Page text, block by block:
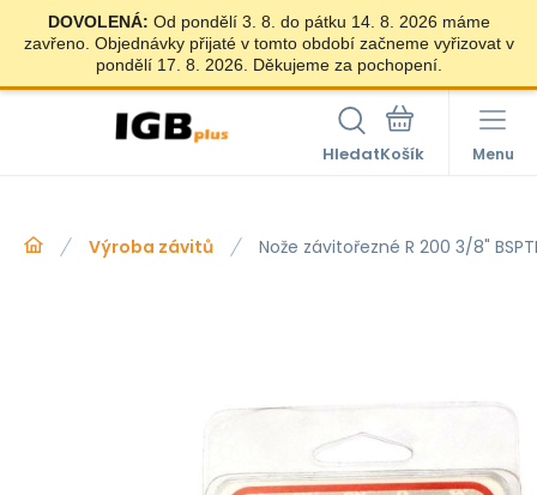
DOVOLENÁ: Od pondělí 3. 8. do pátku 14. 8. 2026 máme
zavřeno. Objednávky přijaté v tomto období začneme vyřizovat v
pondělí 17. 8. 2026. Děkujeme za pochopení.
Hledat Menu
Výroba závitů Nože závitořezné R 200 3/8"